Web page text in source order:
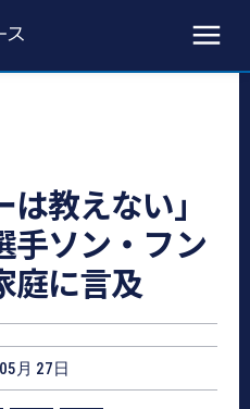
は教えない」
手ソン・フン
庭に言及
月 27日